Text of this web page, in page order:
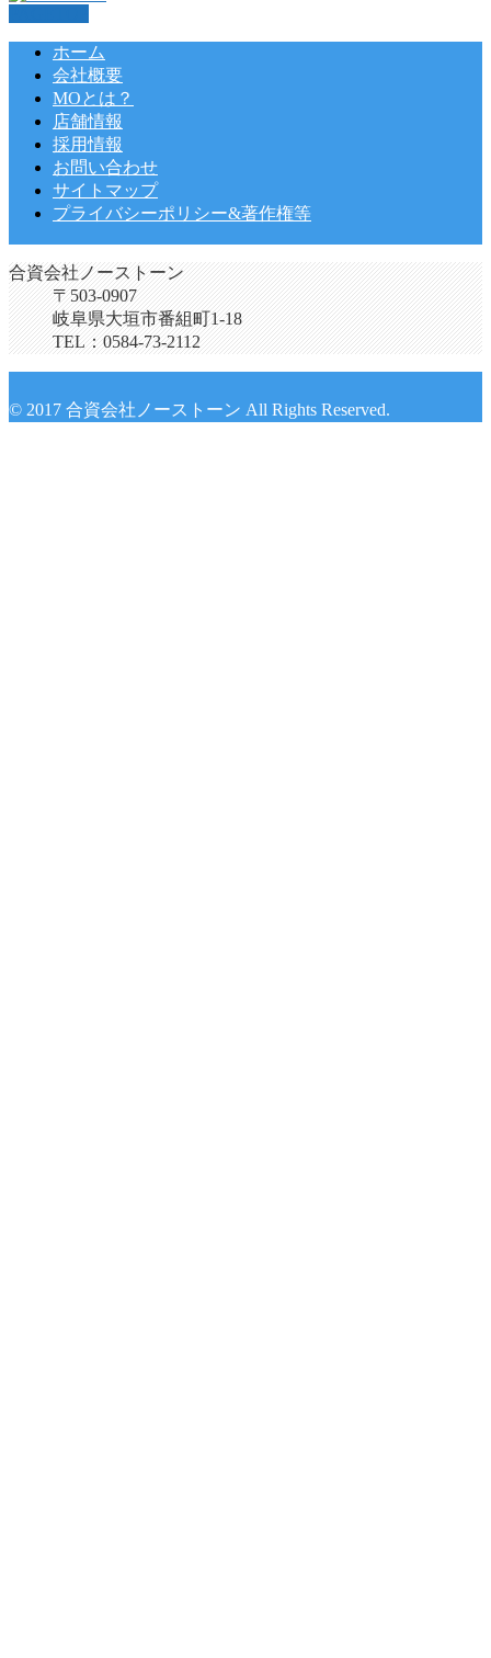
ホーム
会社概要
MOとは？
店舗情報
採用情報
お問い合わせ
サイトマップ
プライバシーポリシー&著作権等
合資会社ノーストーン
〒503-0907
岐阜県大垣市番組町1-18
TEL：0584-73-2112
© 2017 合資会社ノーストーン All Rights Reserved.